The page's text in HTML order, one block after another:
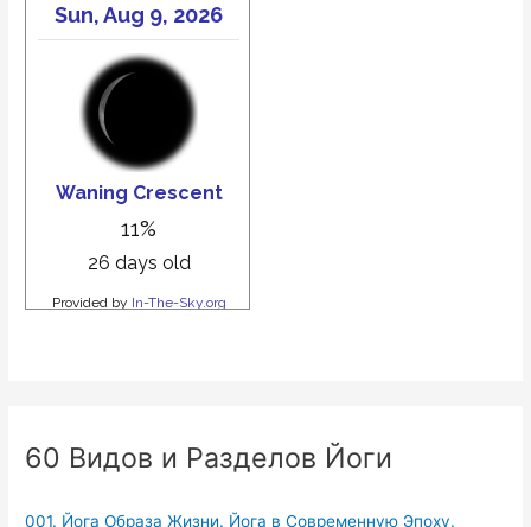
60 Видов и Разделов Йоги
001. Йога Образа Жизни. Йога в Современную Эпоху.